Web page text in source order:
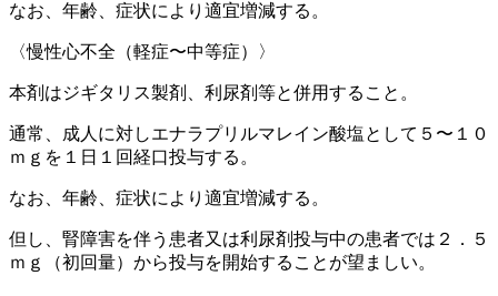
なお、年齢、症状により適宜増減する。
〈慢性心不全（軽症〜中等症）〉
本剤はジギタリス製剤、利尿剤等と併用すること。
通常、成人に対しエナラプリルマレイン酸塩として５〜１０
ｍｇを１日１回経口投与する。
なお、年齢、症状により適宜増減する。
但し、腎障害を伴う患者又は利尿剤投与中の患者では２．５
ｍｇ（初回量）から投与を開始することが望ましい。